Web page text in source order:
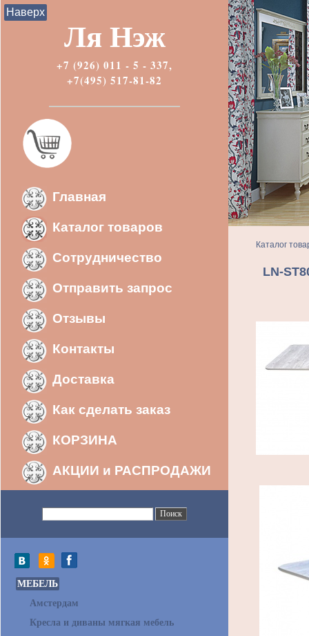
Ля Нэж
+7 (926) 011 - 5 - 337,
+7(495) 517-81-82
Главная
Каталог товаров
Сотрудничество
Отправить запрос
Отзывы
Контакты
Доставка
Как сделать заказ
КОРЗИНА
АКЦИИ и РАСПРОДАЖИ
МЕБЕЛЬ
Амстердам
Кресла и диваны мягкая мебель
Каталог
LN-
Наверх